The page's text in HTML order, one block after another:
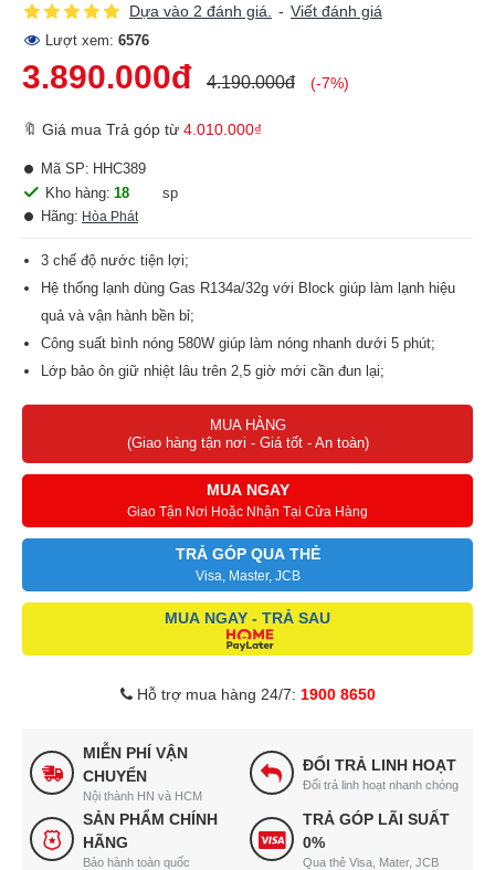
Dựa vào 2 đánh giá. - Viết đánh giá
Lượt xem: 6576
3.890.000đ 4.190.000đ (-7%)
🔖 Giá mua Trả góp từ 4.010.000₫
Kho hàng: 18
sp
Hãng: Hòa Phát
Mã SP: HHC389
3 chế độ nước tiện lợi;
Hệ thống lạnh dùng Gas R134a/32g với Block giúp làm lạnh hiệu
quả và vận hành bền bỉ;
Công suất bình nóng 580W giúp làm nóng nhanh dưới 5 phút;
Lớp bảo ôn giữ nhiệt lâu trên 2,5 giờ mới cần đun lại;
MUA HÀNG
(Giao hàng tận nơi - Giá tốt - An toàn)
MUA NGAY
Giao Tận Nơi Hoặc Nhận Tại Cửa Hàng
TRẢ GÓP QUA THẺ
Visa, Master, JCB
MUA NGAY - TRẢ SAU
Hỗ trợ mua hàng 24/7: 1900 8650
MIỄN PHÍ VẬN
CHUYỂN
Nội thành HN và HCM
ĐỔI TRẢ LINH HOẠT
Đổi trả linh hoạt nhanh chóng
SẢN PHẨM CHÍNH
HÃNG
Bảo hành toàn quốc
TRẢ GÓP LÃI SUẤT
0%
Qua thẻ Visa, Mater, JCB